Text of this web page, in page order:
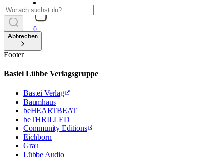
0
Abbrechen
Footer
Bastei Lübbe Verlagsgruppe
Bastei Verlag
Baumhaus
beHEARTBEAT
beTHRILLED
Community Editions
Eichborn
Grau
Lübbe Audio